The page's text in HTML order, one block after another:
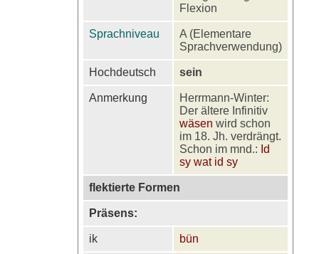
Flexion
Sprachniveau
A (Elementare
Sprachverwendung)
Hochdeutsch sein
Anmerkung
Herrmann-Winter:
Der ältere Infinitiv
wäsen wird schon
im 18. Jh. verdrängt.
Schon im mnd.: Id
sy wat id sy
flektierte Formen
Präsens:
ik bün